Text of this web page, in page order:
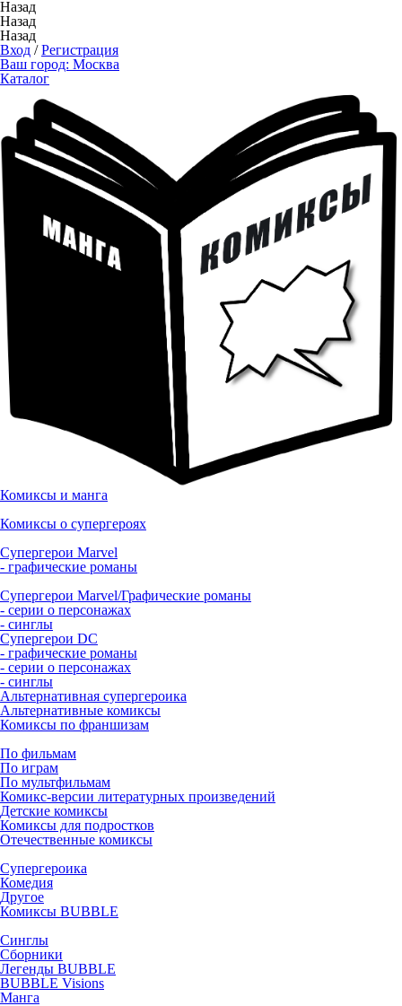
Назад
Назад
Назад
Вход /Регистрация
Ваш город: Москва
Каталог
Комиксы и манга
Комиксы о супергероях
Супергерои Marvel
- графические романы
Супергерои Marvel/Графические романы
- серии о персонажах
- синглы
Супергерои DC
- графические романы
- серии о персонажах
- синглы
Альтернативная супергероика
Альтернативные комиксы
Комиксы по франшизам
По фильмам
По играм
По мультфильмам
Комикс-версии литературных произведений
Детские комиксы
Комиксы для подростков
Отечественные комиксы
Супергероика
Комедия
Другое
Комиксы BUBBLE
Синглы
Сборники
Легенды BUBBLE
BUBBLE Visions
Манга